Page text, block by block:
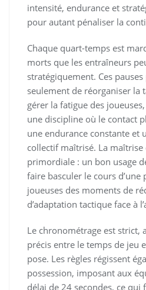
intensité, endurance et
pour autant pénaliser la
Chaque quart-temps est
morts que les entraîneurs
stratégiquement. Ces
seulement de réorganiser la
gérer la fatigue des
une discipline où le contact
une endurance constante et
collectif maîtrisé. La maîtrise
primordiale : un bon usage
faire basculer le cours
joueuses des moments de
d’adaptation tactique face à
Le chronométrage est strict,
précis entre le temps de jeu
pose. Les règles régissent
possession, imposant aux
délai de 24 secondes, ce